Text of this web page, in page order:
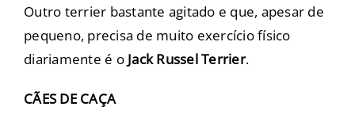
Outro terrier bastante agitado e que, apesar de
pequeno, precisa de muito exercício físico
diariamente é o Jack Russel Terrier.
CÃES DE CAÇA